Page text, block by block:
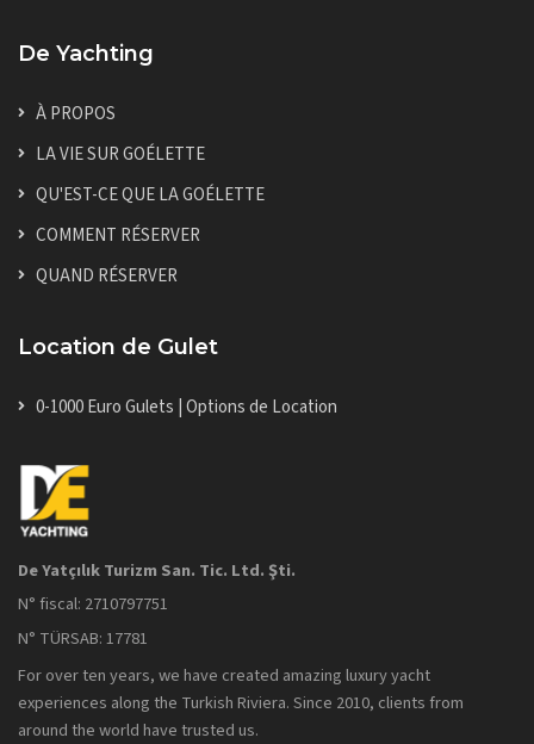
De Yachting
À PROPOS
LA VIE SUR GOÉLETTE
QU'EST-CE QUE LA GOÉLETTE
COMMENT RÉSERVER
QUAND RÉSERVER
Location de Gulet
0-1000 Euro Gulets | Options de Location
De Yatçılık Turizm San. Tic. Ltd. Şti.
N° fiscal: 2710797751
N° TÜRSAB: 17781
For over ten years, we have created amazing luxury yacht
experiences along the Turkish Riviera. Since 2010, clients from
around the world have trusted us.